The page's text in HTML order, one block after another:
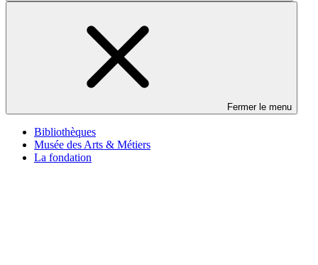
Fermer le menu
Bibliothèques
Musée des Arts & Métiers
La fondation